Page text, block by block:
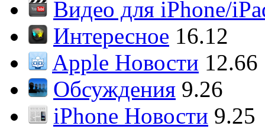
Видео для iPhone/
Интересное 16.12
Apple Новости 12.66
Обсуждения 9.26
iPhone Новости 9.25